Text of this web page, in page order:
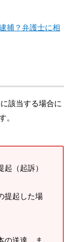
捕？弁護士に相
該当する場合に
。
（起訴）
提起した場
の送達、ま